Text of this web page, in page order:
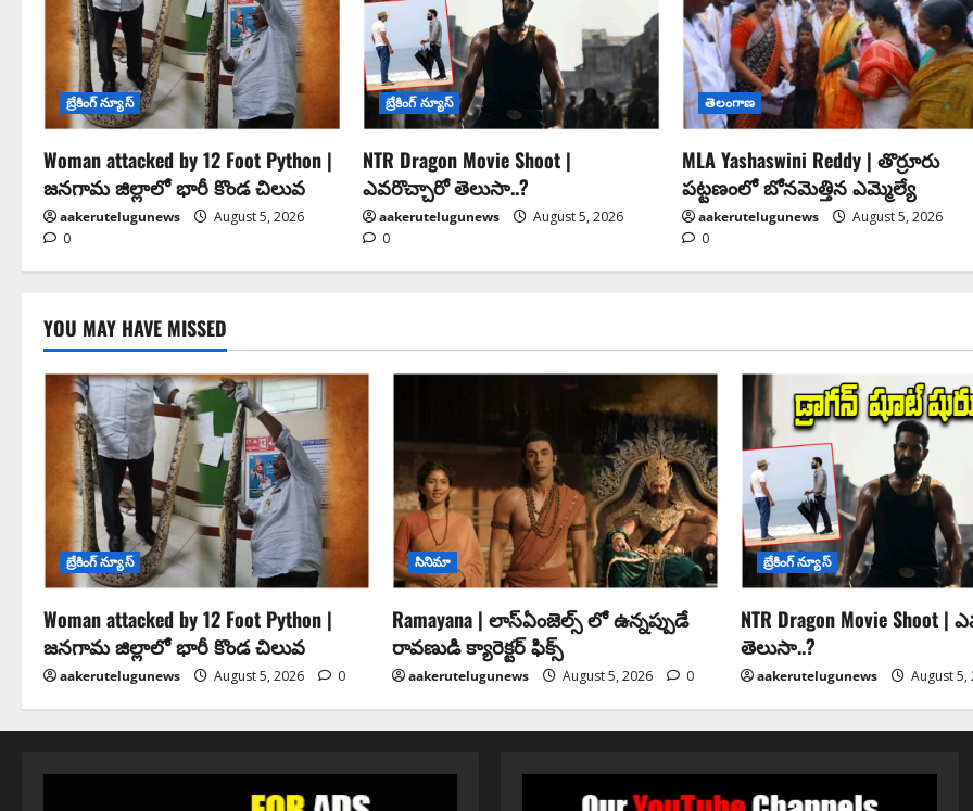
బ్రేకింగ్ న్యూస్
Woman attacked by 12 Foot Python |
జనగామ జిల్లాలో భారీ కొండ చిలువ
aakerutelugunews
August 5, 2026
0
బ్రేకింగ్ న్యూస్
NTR Dragon Movie Shoot |
ఎవరొచ్చారో తెలుసా..?
aakerutelugunews
August 5, 2026
0
తెలంగాణ
MLA Yashaswini Reddy | తొర్రూరు
పట్టణంలో బోనమెత్తిన ఎమ్మెల్యే
aakerutelugunews
August 5, 2026
0
YOU MAY HAVE MISSED
బ్రేకింగ్ న్యూస్
Woman attacked by 12 Foot Python |
జనగామ జిల్లాలో భారీ కొండ చిలువ
aakerutelugunews August 5, 2026 0
సినిమా
Ramayana | లాస్ఏంజెల్స్ లో ఉన్నప్పుడే
రావణుడి క్యారెక్టర్ ఫిక్స్
aakerutelugunews August 5, 2026 0
బ్రేకింగ్ న్యూస్
NTR Dragon Movie Shoot
తెలుసా..?
aakerutelugunews August 5,